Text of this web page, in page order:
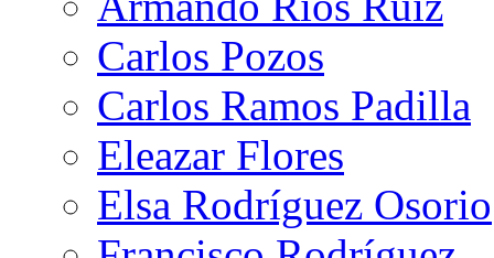
Carlos Pozos
Carlos Ramos Padilla
Eleazar Flores
Elsa Rodríguez Osorio